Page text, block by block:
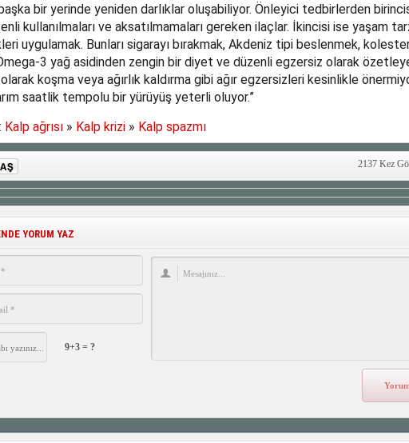
bir yerinde yeniden darlıklar oluşabiliyor. Önleyici tedbirlerden
kullanılmaları ve aksatılmamaları gereken ilaçlar. İkincisi ise yaşam
uygulamak. Bunları sigarayı bırakmak, Akdeniz tipi beslenmek,
3 yağ asidinden zengin bir diyet ve düzenli egzersiz olarak
koşma veya ağırlık kaldırma gibi ağır egzersizleri kesinlikle
saatlik tempolu bir yürüyüş yeterli oluyor.”
Kalp ağrısı» Kalp krizi» Kalp spazmı
2137 Kez
YORUM YAZ
9+3 = ?